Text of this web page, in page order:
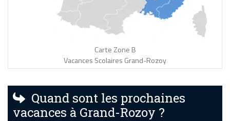
Carte Zone B
Vacances Scolaires Grand-Rozoy
Quand sont les prochaines
vacances à Grand-Rozoy ?